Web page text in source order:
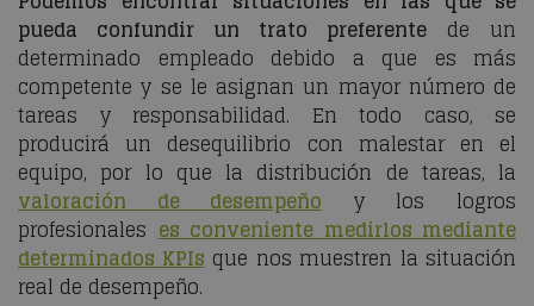
pueda confundir un trato preferente de un
determinado empleado debido a que es más
competente y se le asignan un mayor número de
tareas y responsabilidad. En todo caso, se
producirá un desequilibrio con malestar en el
equipo, por lo que la distribución de tareas, la
valoración de desempeño y los logros
profesionaleses conveniente medirlos mediante
determinados KPIsque nos muestren la situación
real de desempeño.